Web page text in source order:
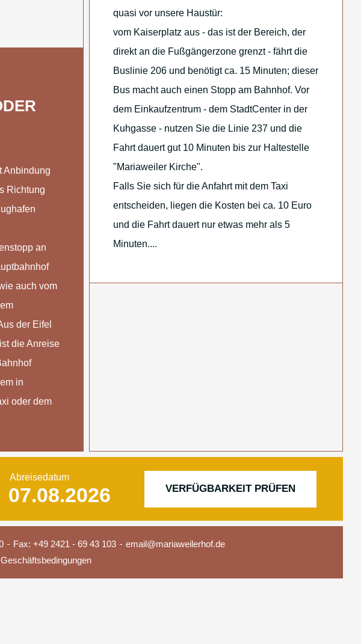
Anbindung
Richtung
an
auch vom
der Eifel
die Anreise
in
oder dem
quasi vor unsere Haustür:
vom Kaiserplatz aus - das ist der Bereich, der
direkt an die Fußgängerzone grenzt - fährt die
Buslinie 206 und benötigt ca. 15 Minuten; dieser
Bus macht auch einen Stopp am Bahnhof. Vor
dem Einkaufzentrum - dem StadtCenter in der
Kuhgasse - nutzen Sie die Linie 237 und die
Fahrt dauert gut 10 Minuten bis zur Haltestelle
"Mariaweiler Kirche".
Falls Sie sich für die Anfahrt mit dem Taxi
entscheiden, liegen die Kosten bei ca. 10 Euro
und die Fahrt dauert nur etwas mehr als 5
Minuten....
Abreisedatum
VERFÜGBARKEIT PRÜFEN
Fax: +49 2421 - 69 43 103
email@mariaweilerhof.de